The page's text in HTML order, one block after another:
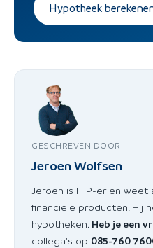
Hypotheek
GESCHREVEN DOOR
Jeroen Wolfsen
Jeroen is FFP-er en weet
financiele producten. Hij
hypotheken. Heb je een
collega's op 085-760